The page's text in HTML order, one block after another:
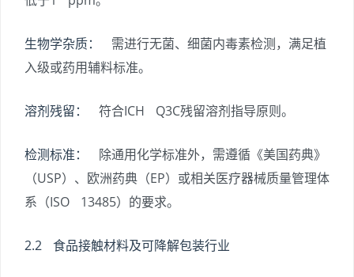
生物学杂质：
需进行无菌、细菌内毒素检测，满足植
入级或药用辅料标准。
溶剂残留： 符合ICH Q3C残留溶剂指导原则。
检测标准：
除通用化学标准外，需遵循《美国药典》
（USP）、欧洲药典（EP）或相关医疗器械质量管理体
系（ISO 13485）的要求。
2.2 食品接触材料及可降解包装行业